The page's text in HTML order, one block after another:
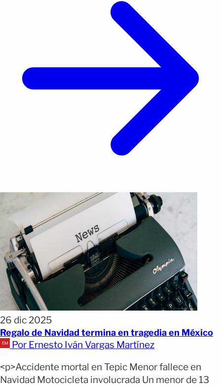
26 dic 2025
Regalo de Navidad termina en tragedia en México
Por Ernesto Iván Vargas Martínez
<p>Accidente mortal en Tepic Menor fallece en
Navidad Motocicleta involucrada Un menor de 13